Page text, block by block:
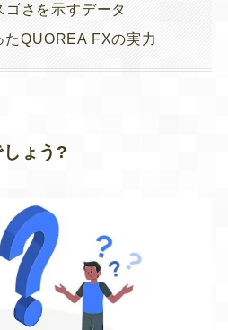
さを示すデータ
たQUOREA FXの実力
ょう?